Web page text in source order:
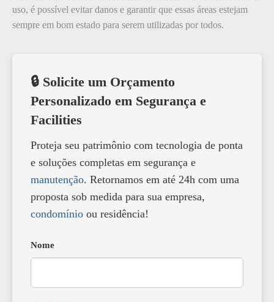
uso, é possível evitar danos e garantir que essas áreas estejam
sempre em bom estado para serem utilizadas por todos.
🔒 Solicite um Orçamento
Personalizado em Segurança e
Facilities
Proteja seu patrimônio com tecnologia de ponta
e soluções completas em segurança e
manutenção. Retornamos em até 24h com uma
proposta sob medida para sua empresa,
condomínio ou residência!
Nome